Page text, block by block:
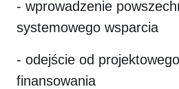
- wprowadzenie
systemowego wsparcia
- odejście od
finansowania